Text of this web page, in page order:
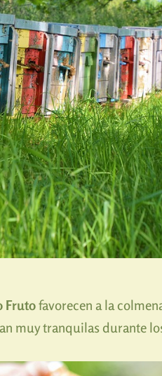
Frutofavorecen a la
muy tranquilas durante